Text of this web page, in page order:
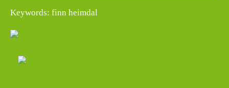
Keywords: finn heimdal